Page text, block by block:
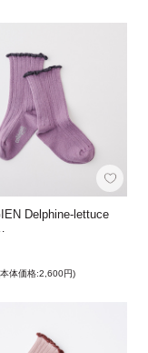
Delphine-lettuce
体価格:2,600円)